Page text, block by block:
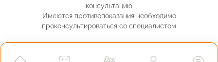
консультацию
Имеются противопоказания необходимо
проконсультироваться со специалистом